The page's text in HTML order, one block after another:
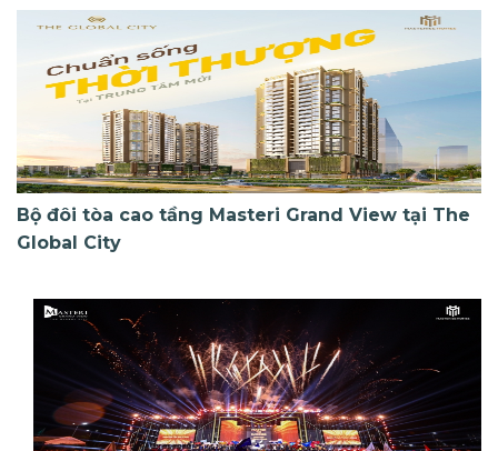
Bộ đôi tòa cao tầng Masteri Grand View tại The
Global City